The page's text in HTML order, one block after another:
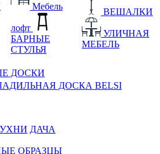
Мебель
лофт
БАРНЫЕ
СТУЛЬЯ
ВЕШАЛКИ
УЛИЧНАЯ
МЕБЕЛЬ
ДОСКИ
ДОСКА BELSI
ДАЧА
ОБРАЗЦЫ